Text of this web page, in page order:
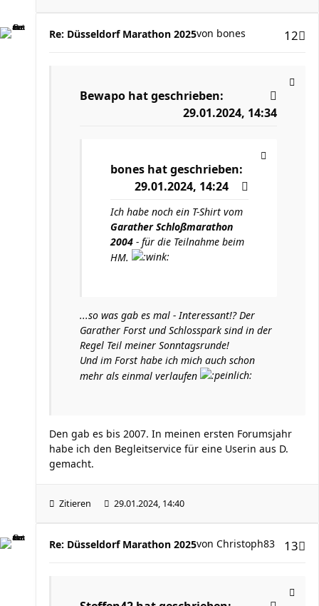
Re: Düsseldorf Marathon 2025 12
von bones
Bewapo hat geschrieben:
29.01.2024, 14:34
bones hat geschrieben:
29.01.2024, 14:24
Ich habe noch ein T-Shirt vom
Garather Schloßmarathon
2004 - für die Teilnahme beim
HM.
...so was gab es mal - Interessant!? Der
Garather Forst und Schlosspark sind in der
Regel Teil meiner Sonntagsrunde!
Und im Forst habe ich mich auch schon
mehr als einmal verlaufen
Den gab es bis 2007. In meinen ersten Forumsjahr
habe ich den Begleitservice für eine Userin aus D.
gemacht.
Zitieren 29.01.2024, 14:40
Re: Düsseldorf Marathon 2025 13
von Christoph83